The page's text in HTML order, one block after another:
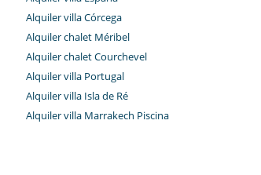
Alquiler villa Córcega
Alquiler chalet Méribel
Alquiler chalet Courchevel
Alquiler villa Portugal
Alquiler villa Isla de Ré
Alquiler villa Marrakech Piscina